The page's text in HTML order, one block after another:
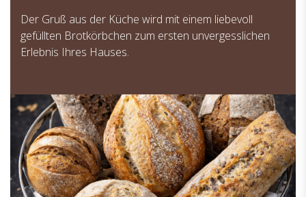
Der Gruß aus der Küche wird mit einem liebevoll
gefüllten Brotkörbchen zum ersten unvergesslichen
Erlebnis Ihres Hauses.